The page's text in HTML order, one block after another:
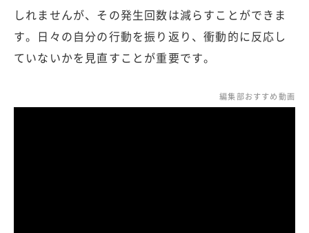
しれませんが、その発生回数は減らすことができま
す。日々の自分の行動を振り返り、衝動的に反応し
ていないかを見直すことが重要です。
編集部おすすめ動画